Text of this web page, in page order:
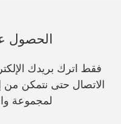
الحصول
فقط اترك بريدك
الاتصال حتى نتمكن
لمجموعة